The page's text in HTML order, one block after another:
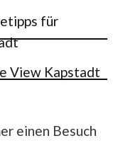
einen Besuch